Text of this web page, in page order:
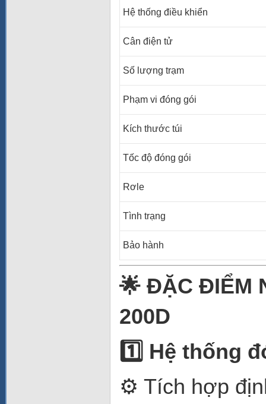
Hệ thống điều khiển
Cân điện tử
Số lượng trạm
Phạm vi đóng gói
Kích thước túi
Tốc độ đóng gói
Rơle
Tình trạng
Bảo hành
🌟 ĐẶC ĐIỂM
200D
1️ Hệ thống
⚙️ Tích hợp